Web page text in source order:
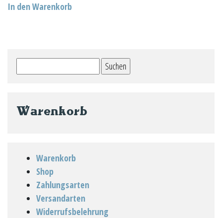
In den Warenkorb
nach:
Warenkorb
Warenkorb
Shop
Zahlungsarten
Versandarten
Widerrufsbelehrung